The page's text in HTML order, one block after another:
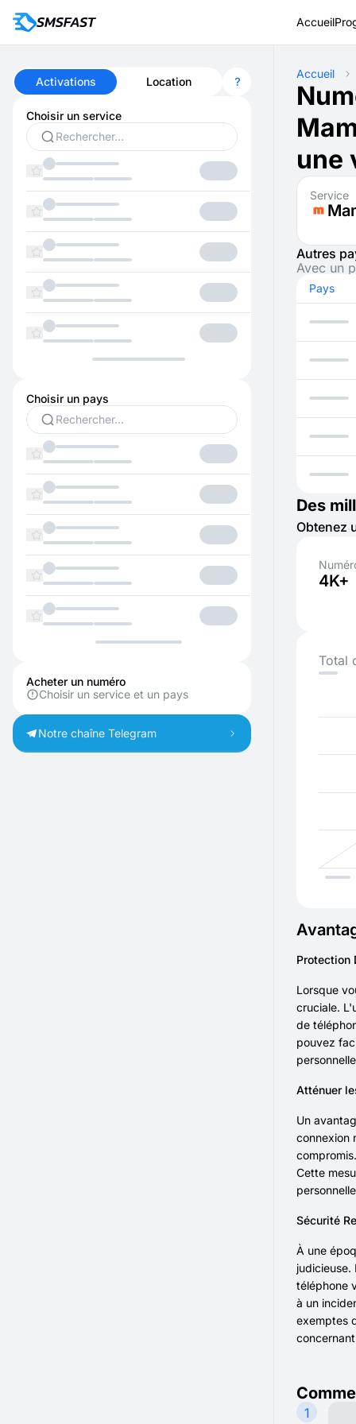
Accueil
Activations Location
Choisir un service
Choisir un pays
Acheter un numéro
Choisir un service et un pays
Notre chaîne Telegram
Accueil
une
Service
Autres
Avec un
Pays
Des
Obtenez
4K+
Total
Protection
Lorsque
cruciale.
de
pouvez
Atténuer
Un
connexion
Cette
Sécurité
À une
judicieuse.
téléphone
à un
exemptes
1